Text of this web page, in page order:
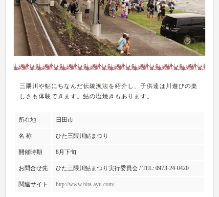
三隈川や鮎にちなんだ伝統漁法を紹介し、子供達は川遊びの楽
しさも体験できます。鮎の塩焼きもあります。
所在地 日田市
名 称 ひた三隈川鮎まつり
開催時期 8月下旬
お問合せ先 ひた三隈川鮎まつり実行委員会 / TEL: 0973-24-0420
関連サイト http://www.hita-ayu.com/